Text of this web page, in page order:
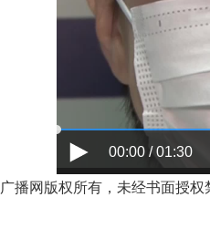
00:00 / 01:30
网版权所有，未经书面授权